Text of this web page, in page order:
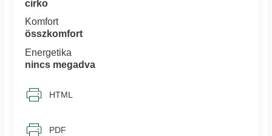
cirko
Komfort
összkomfort
Energetika
nincs megadva
HTML
PDF